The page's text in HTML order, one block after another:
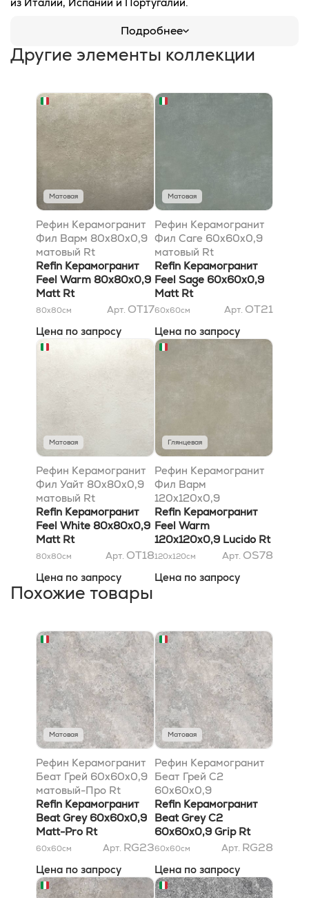
Подробнее
Другие элементы коллекции
Матовая
Рефин Керамогранит
Фил Варм 80x80x0,9
матовый Rt
Refin Керамогранит
Feel Warm 80x80x0,9
Matt Rt
80x80см Арт. OT17
Цена по запросу
Матовая
Рефин Керамогранит
Фил Саге 60x60x0,9
матовый Rt
Refin Керамогранит
Feel Sage 60x60x0,9
Matt Rt
60x60см Арт. OT21
Цена по запросу
Матовая
Рефин Керамогранит
Фил Уайт 80x80x0,9
матовый Rt
Refin Керамогранит
Feel White 80x80x0,9
Matt Rt
80x80см Арт. OT18
Цена по запросу
Глянцевая
Рефин Керамогранит
Фил Варм
120x120x0,9
глянцевый Rt
Refin Керамогранит
Feel Warm
120x120x0,9 Lucido Rt
120x120см Арт. OS78
Цена по запросу
Похожие товары
Матовая
Рефин Керамогранит
Беат Грей 60x60x0,9
матовый-Про Rt
Refin Керамогранит
Beat Grey 60x60x0,9
Matt-Pro Rt
60x60см Арт. RG23
Цена по запросу
Матовая
Рефин Керамогранит
Беат Грей C2
60x60x0,9
антискользящий Rt
Refin Керамогранит
Beat Grey C2
60x60x0,9 Grip Rt
60x60см Арт. RG28
Цена по запросу